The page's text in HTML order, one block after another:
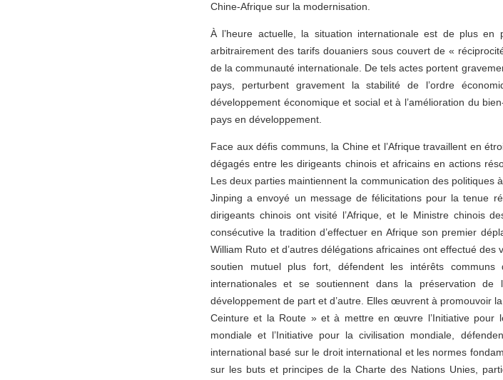
Chine-Afrique sur la modernisation.
À l’heure actuelle, la situation internationale est de plus en
arbitrairement des tarifs douaniers sous couvert de «
de la communauté internationale. De tels actes portent
pays, perturbent gravement la stabilité de l’ordre
développement économique et social et à l’amélioration du
pays en développement.
Face aux défis communs, la Chine et l’Afrique travaillent en
dégagés entre les dirigeants chinois et africains en actions
Les deux parties maintiennent la communication des politiques
Jinping a envoyé un message de félicitations pour la tenue
dirigeants chinois ont visité l’Afrique, et le Ministre chinois
consécutive la tradition d’effectuer en Afrique son premier
William Ruto et d’autres délégations africaines ont effectué
soutien mutuel plus fort, défendent les intérêts
internationales et se soutiennent dans la préservation
développement de part et d’autre. Elles œuvrent à promouvoir
Ceinture et la Route » et à mettre en œuvre l’Initiative pour
mondiale et l’Initiative pour la civilisation mondiale,
international basé sur le droit international et les normes
sur les buts et principes de la Charte des Nations Unies,